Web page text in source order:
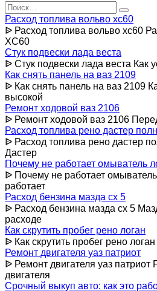
Search
for:
Расход топлива вольво хс60
ᐉ Расход топлива вольво хс60
XC60
Стук подвески лада веста
ᐉ Стук подвески лада веста Как
Как снять панель на ваз 2109
ᐉ Как снять панель на ваз 2109
высокой
Ремонт ходовой ваз 2106
ᐉ Ремонт ходовой ваз 2106
Расход топлива рено дастер
ᐉ Расход топлива рено дастер
Дастер
Почему не работает омыватель
ᐉ Почему не работает
работает
Расход бензина мазда сх 5
ᐉ Расход бензина мазда сх 5
расходе
Как скрутить пробег рено логан
ᐉ Как скрутить пробег рено
Ремонт двигателя уаз патриот
ᐉ Ремонт двигателя уаз патриот
двигателя
Срочный выкуп авто: как это